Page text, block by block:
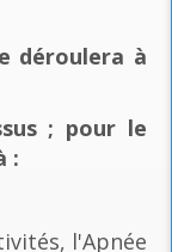
déroulera à
; pour le
:
l'Apnée